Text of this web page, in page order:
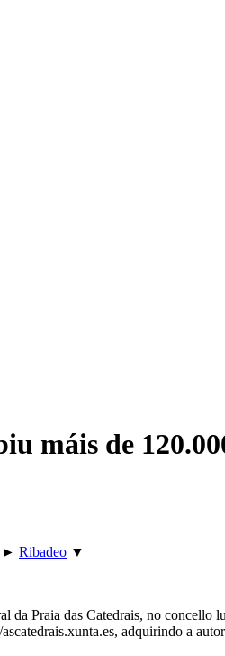
máis de
► Ribadeo ▼
Praia das Catedrais, no concello
adquirindo a